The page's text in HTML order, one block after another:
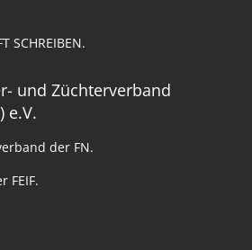
SCHREIBEN.
und Züchterverband
e.V.
der FN.
FEIF.